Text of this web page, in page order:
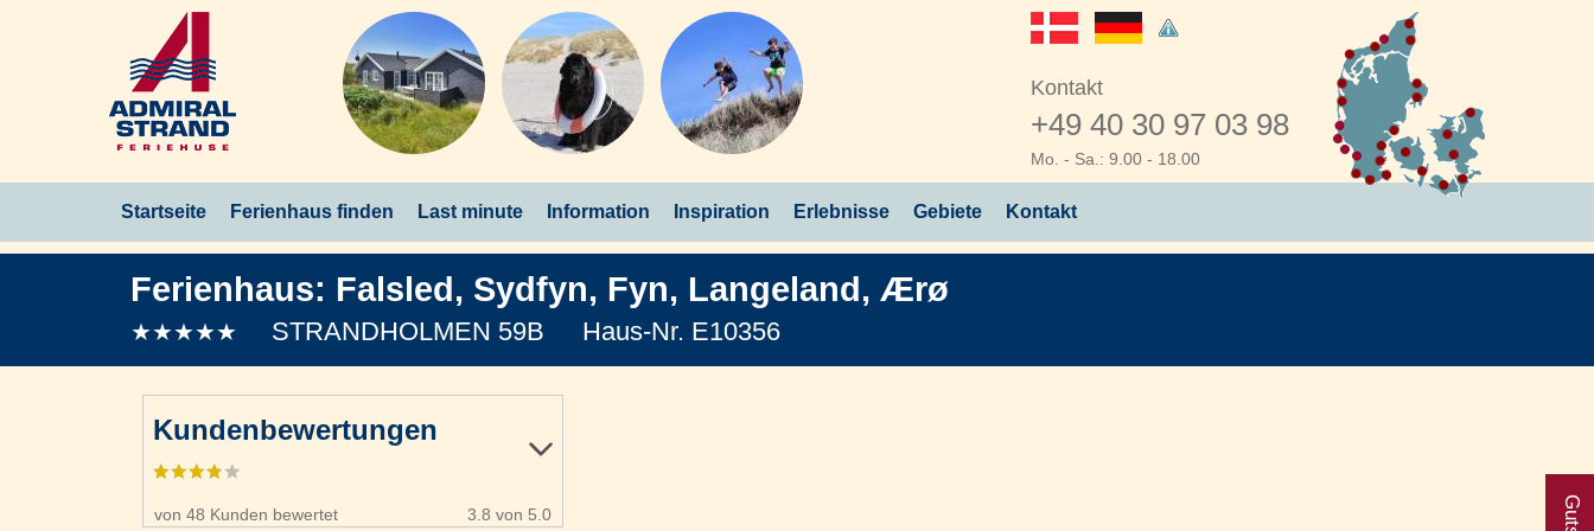
Kontakt
+49 40 30 97 03 98
Mo. - Sa.: 9.00 - 18.00
Startseite Ferienhaus finden Last minute Information Inspiration Erlebnisse Gebiete Kontakt
Ferienhaus: Falsled, Sydfyn, Fyn, Langeland, Ærø
★★★★★ STRANDHOLMEN 59B Haus-Nr. E10356
Kundenbewertungen
von 48 Kunden bewertet 3.8 von 5.0